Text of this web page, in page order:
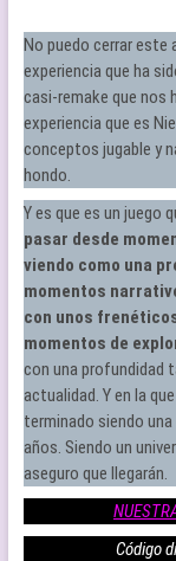
No puedo cerrar este
experiencia que ha
casi-remake que nos
experiencia que es
conceptos jugable y
hondo.
Y es que es un juego
pasar desde
viendo como una
momentos
con unos
momentos de
con una profundidad
actualidad. Y en la
terminado siendo
años. Siendo un
aseguro que llegarán.
Código